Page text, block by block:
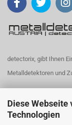
Diese Webseite
Technologien
detectorix, gibt Ihnen
Metalldetektoren und
Noch Fragen?